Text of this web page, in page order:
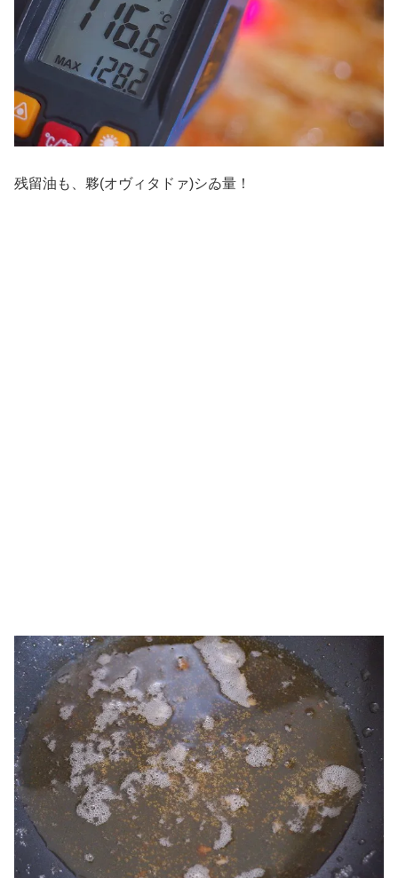
残留油も、夥(オヴィタドァ)シゐ量！